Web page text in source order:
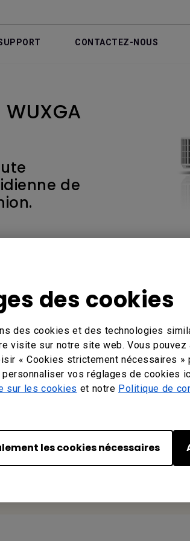
des cookies
des cookies et des technologies
visite sur notre site web. Vous
« Cookies strictement nécessaires
vos réglages de cookies
sur les cookies et notre Politique de
les cookies nécessaires
CONTACTEZ-NOUS
de
BenQ
Corp.
559-4900